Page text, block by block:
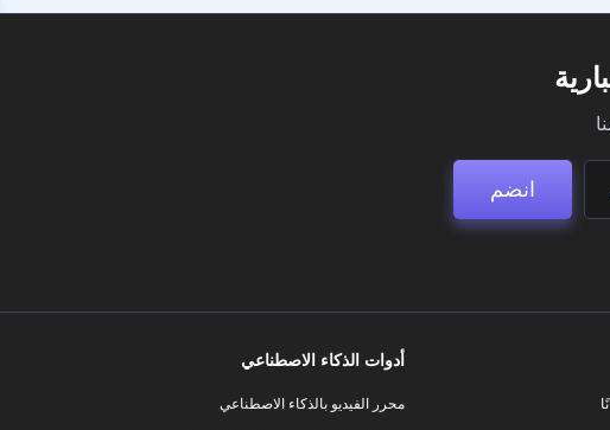
انضم
أدوات الذكاء الاصطناعي
محرر الفيديو بالذكاء الاصطناعي